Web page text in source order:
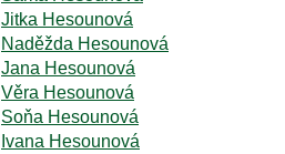
Jitka Hesounová
Naděžda Hesounová
Jana Hesounová
Věra Hesounová
Soňa Hesounová
Ivana Hesounová